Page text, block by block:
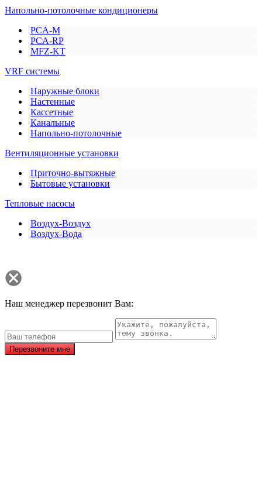
Напольно-потолочные кондиционеры
PCA-M
PCA-RP
MFZ-KT
VRF системы
Наружные блоки
Настенные
Кассетные
Канальные
Напольно-потолочные
Вентиляционные установки
Приточно-вытяжные
Бытовые установки
Тепловые насосы
Воздух-Воздух
Воздух-Вода
Наш менеджер перезвонит Вам:
Перезвоните мне